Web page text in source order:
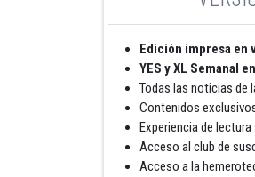
Edición impresa en
YES y XL Semanal
Todas las noticias de
Contenidos
Experiencia de
Acceso al club de
Acceso a la